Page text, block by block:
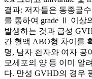
결과: 저자들은 동종골
를 통하여 grade Ⅱ 이상
발생하는 것과 급성
간 혈액 ABO형 차이를
명, 남자 환자와 여자 공
모세포의 양 등 이미 알
다. 만성 GVHD의 경우